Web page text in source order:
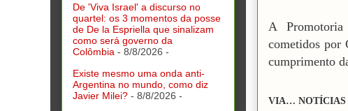
A
cometidos por
cumprimento
VIA… NOTÍCIAS
De 'Viva Israel' a discurso no
quartel: os 3 momentos da posse
de De la Espriella que sinalizam
como será governo da
Colômbia - 8/8/2026 -
Existe mesmo uma onda anti-
Argentina no mundo, como diz
Javier Milei? - 8/8/2026 -